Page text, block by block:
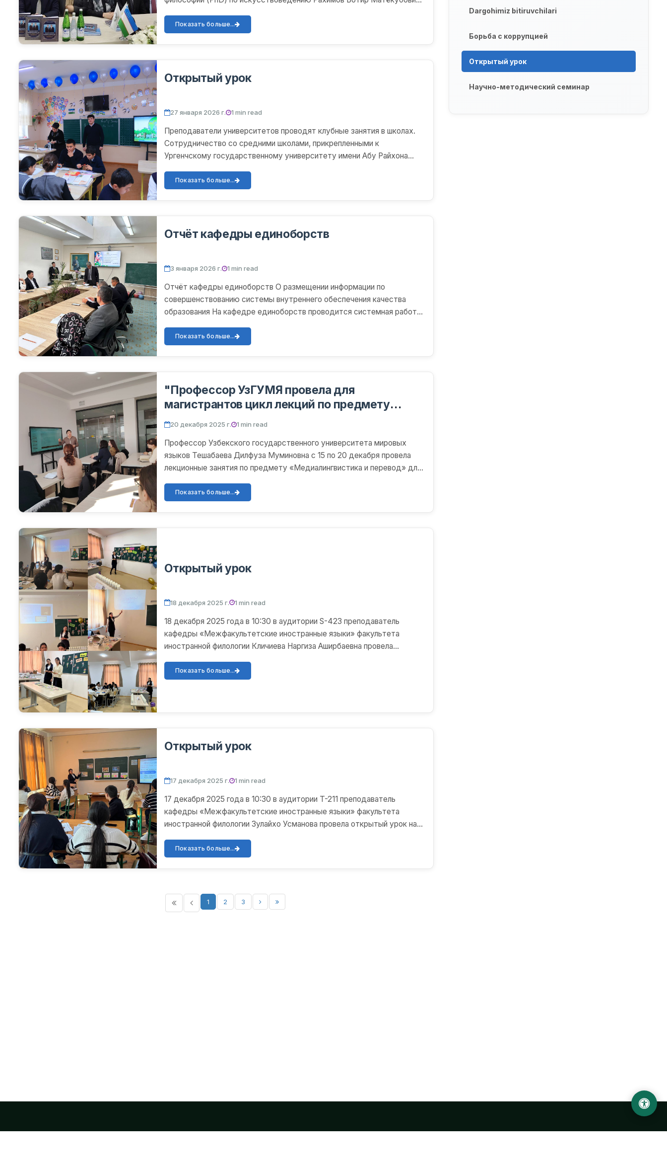
Показать больше...
Открытый урок
27 января 2026 г. 1 min read
Преподаватели университетов проводят клубные занятия в школах.
Сотрудничество со средними школами, прикрепленными к
Ургенчскому государственному университету имени Абу Райхона
Показать больше...
Отчёт кафедры единоборств
3 января 2026 г. 1 min read
Отчёт кафедры единоборств О размещении информации по
совершенствованию системы внутреннего обеспечения качества
образования На кафедре единоборств проводится системная работа
Показать больше...
"Профессор УзГУМЯ провела для
магистрантов цикл лекций по предмету
«Медиалингвистика и перевод»
20 декабря 2025 г. 1 min read
Профессор Узбекского государственного университета мировых
языков Тешабаева Дилфуза Муминовна с 15 по 20 декабря провела
лекционные занятия по предмету «Медиалингвистика и перевод» для
Показать больше...
Открытый урок
18 декабря 2025 г. 1 min read
18 декабря 2025 года в 10:30 в аудитории S-423 преподаватель
кафедры «Межфакультетские иностранные языки» факультета
иностранной филологии Кличиева Наргиза Аширбаевна провела
Показать больше...
Открытый урок
17 декабря 2025 г. 1 min read
17 декабря 2025 года в 10:30 в аудитории T-211 преподаватель
кафедры «Межфакультетские иностранные языки» факультета
иностранной филологии Зулайхо Усманова провела открытый урок на
Показать больше...
1 2 3
Dargohimiz bitiruvchilari
Борьба с коррупцией
Открытый урок
Научно-методический семинар